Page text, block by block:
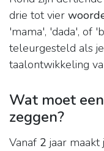
drie tot vier
'mama', 'dada', of
teleurgesteld als
taalontwikkeling
Wat moet
zeggen?
Vanaf 2 jaar